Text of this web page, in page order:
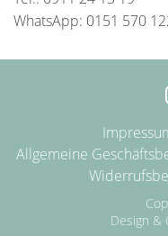
WhatsApp: 0151 570
Design &
Allgemeine